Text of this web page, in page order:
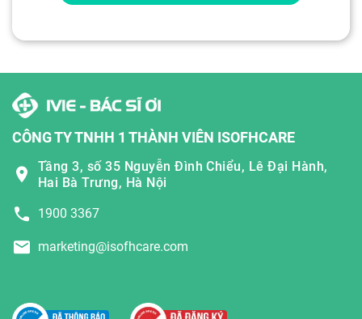
CÔNG TY TNHH 1 THÀNH VIÊN ISOFHCARE
Tầng 3, số 35 Nguyễn Đình Chiểu, Lê Đại Hành,
Hai Bà Trưng, Hà Nội
1900 3367
marketing@isofhcare.com